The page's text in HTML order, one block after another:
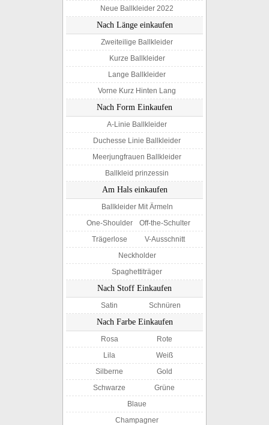
Neue Ballkleider 2022
Nach Länge einkaufen
Zweiteilige Ballkleider
Kurze Ballkleider
Lange Ballkleider
Vorne Kurz Hinten Lang
Nach Form Einkaufen
A-Linie Ballkleider
Duchesse Linie Ballkleider
Meerjungfrauen Ballkleider
Ballkleid prinzessin
Am Hals einkaufen
Ballkleider Mit Ärmeln
One-Shoulder
Off-the-Schulter
Trägerlose
V-Ausschnitt
Neckholder
Spaghettiträger
Nach Stoff Einkaufen
Satin Schnüren
Nach Farbe Einkaufen
Rosa
Rote
Lila
Weiß
Silberne
Gold
Schwarze
Grüne
Blaue
Champagner